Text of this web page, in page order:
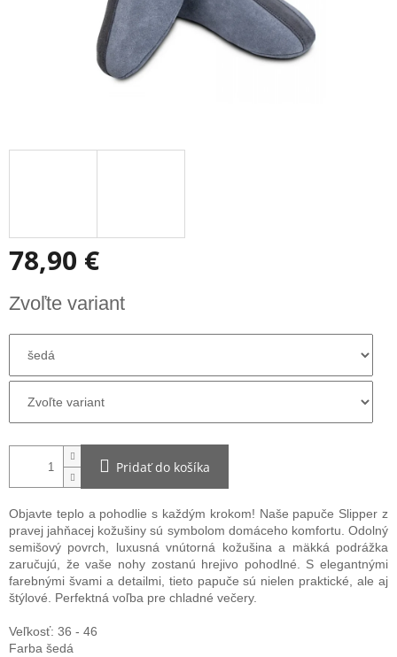
78,90 €
cena:
Zvoľte variant
Pridať do košíka
Objavte teplo a pohodlie s každým krokom! Naše papuče Slipper z
pravej jahňacej kožušiny sú symbolom domáceho komfortu. Odolný
semišový povrch, luxusná vnútorná kožušina a mäkká podrážka
zaručujú, že vaše nohy zostanú hrejivo pohodlné. S elegantnými
farebnými švami a detailmi, tieto papuče sú nielen praktické, ale aj
štýlové. Perfektná voľba pre chladné večery.
Veľkosť: 36 - 46
Farba šedá